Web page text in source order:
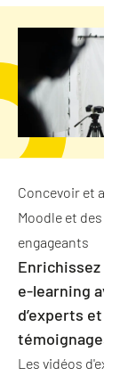
Concevoir et
Moodle et des
engageants
Enrichissez
e-learning
d’experts et
témoignages
Les vidéos